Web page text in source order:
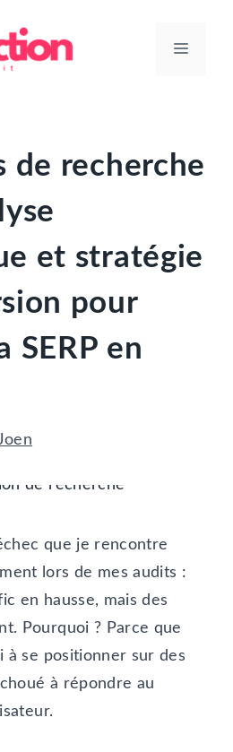
Menu
de recherche
et stratégie
pour
SERP en
que je rencontre
lors de mes audits :
en hausse, mais des
Pourquoi ? Parce que
à se positionner sur des
à répondre au